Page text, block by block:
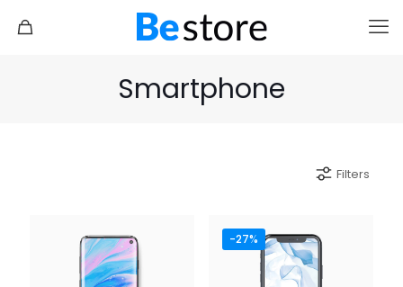
Smartphone
Filters
-27%